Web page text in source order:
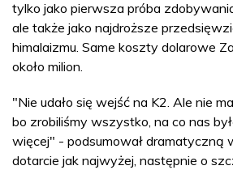
tylko jako pierwsza próba
ale także jako najdroższe
himalaizmu. Same koszty dolarowe
około milion.
"Nie udało się wejść na K2. Ale nie
bo zrobiliśmy wszystko, na co nas
więcej" - podsumował dramatyczną
dotarcie jak najwyżej, następnie o